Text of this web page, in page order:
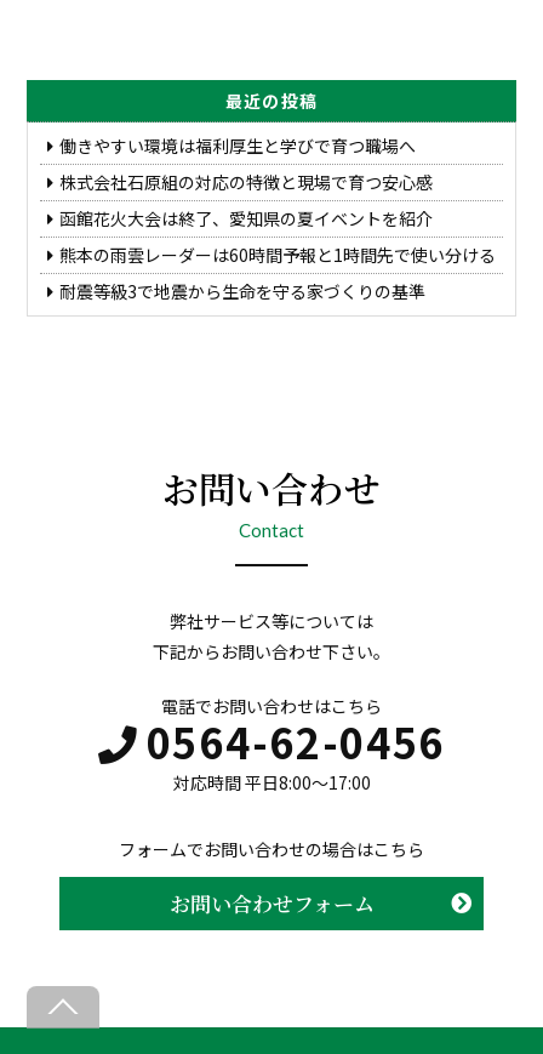
最近の投稿
働きやすい環境は福利厚生と学びで育つ職場へ
株式会社石原組の対応の特徴と現場で育つ安心感
函館花火大会は終了、愛知県の夏イベントを紹介
熊本の雨雲レーダーは60時間予報と1時間先で使い分ける
耐震等級3で地震から生命を守る家づくりの基準
お問い合わせ
Contact
弊社サービス等については
下記からお問い合わせ下さい。
電話でお問い合わせはこちら
0564-62-0456
対応時間 平日8:00〜17:00
フォームでお問い合わせの場合はこちら
お問い合わせフォーム
B